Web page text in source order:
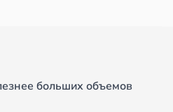
больших объемов